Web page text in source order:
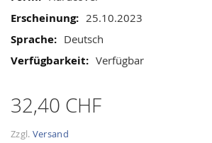
25.10.2023
Deutsch
Verfügbar
32,40 CHF
Zzgl. Versand